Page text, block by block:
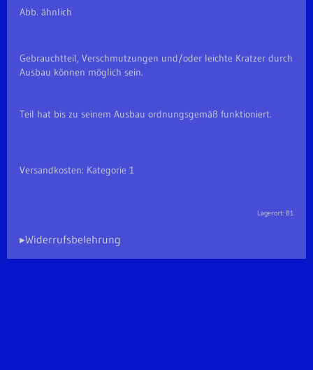
Abb. ähnlich
Gebrauchtteil, Verschmutzungen und/oder leichte Kratzer durch
Ausbau können möglich sein.
Teil hat bis zu seinem Ausbau ordnungsgemäß funktioniert.
Versandkosten: Kategorie 1
Lagerort: B1
▸Widerrufsbelehrung